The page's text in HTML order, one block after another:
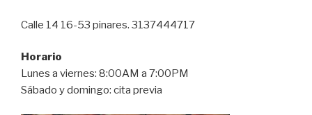
Calle 14 16-53 pinares. 3137444717
Horario
Lunes a viernes: 8:00AM a 7:00PM
Sábado y domingo: cita previa